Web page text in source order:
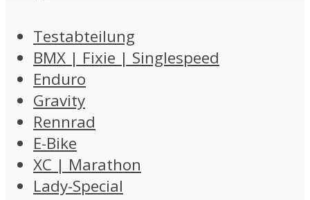
Testabteilung
BMX | Fixie | Singlespeed
Enduro
Gravity
Rennrad
E-Bike
XC | Marathon
Lady-Special